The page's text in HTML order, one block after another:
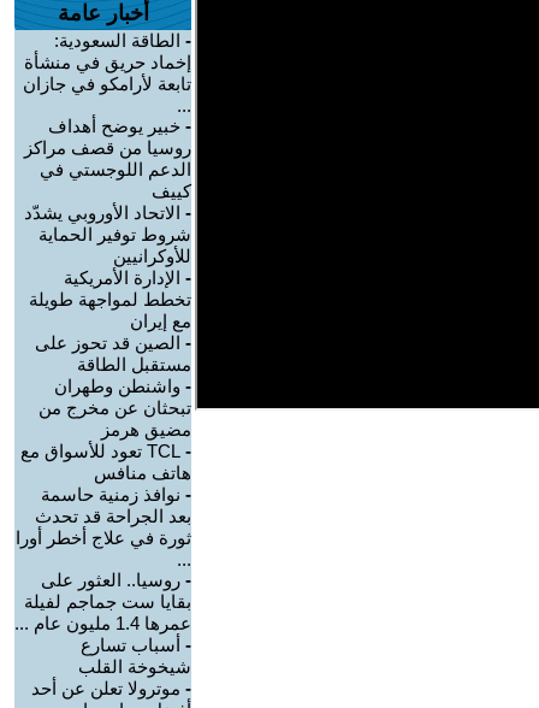
أخبار عامة
- الطاقة السعودية:
إخماد حريق في منشأة
تابعة لأرامكو في جازان
...
- خبير يوضح أهداف
روسيا من قصف مراكز
الدعم اللوجستي في
كييف
- الاتحاد الأوروبي يشدّد
شروط توفير الحماية
للأوكرانيين
- الإدارة الأمريكية
تخطط لمواجهة طويلة
مع إيران
- الصين قد تحوز على
مستقبل الطاقة
- واشنطن وطهران
تبحثان عن مخرج من
مضيق هرمز
-
TCL تعود للأسواق مع
هاتف منافس
- نوافذ زمنية حاسمة
بعد الجراحة قد تحدث
ثورة في علاج أخطر أورا
...
- روسيا.. العثور على
بقايا ست جماجم لفيلة
عمرها 1.4 مليون عام ...
- أسباب تسارع
شيخوخة القلب
- موترولا تعلن عن أحد